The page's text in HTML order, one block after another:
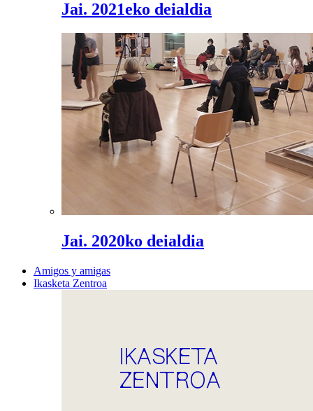
Jai. 2021eko deialdia
Jai. 2020ko deialdia
Amigos y amigas
Ikasketa Zentroa